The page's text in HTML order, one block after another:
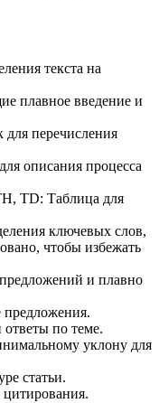
текста на
плавное введение и
перечисления
описания процесса
TD: Таблица для
ключевых слов,
чтобы избежать
и плавно
предложения.
по теме.
уклону для
статьи.
цитирования.